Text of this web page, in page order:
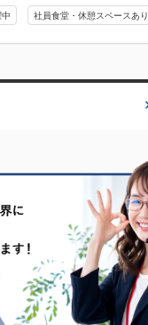
社員食堂・休憩スペースあり